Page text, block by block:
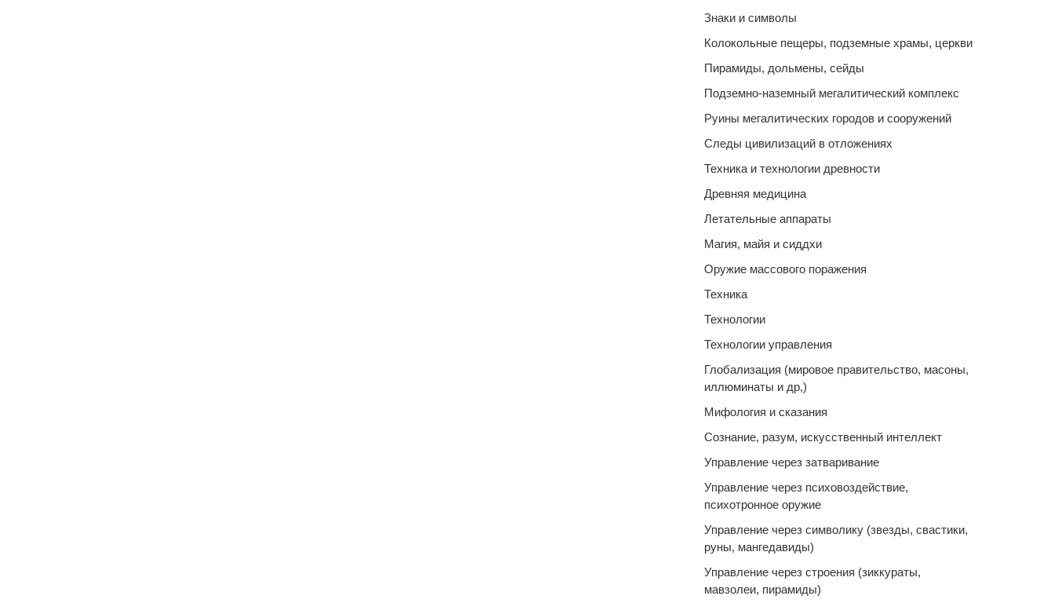
Знаки и символы
Колокольные пещеры, подземные храмы, церкви
Пирамиды, дольмены, сейды
Подземно-наземный мегалитический комплекс
Руины мегалитических городов и сооружений
Следы цивилизаций в отложениях
Техника и технологии древности
Древняя медицина
Летательные аппараты
Магия, майя и сиддхи
Оружие массового поражения
Техника
Технологии
Технологии управления
Глобализация (мировое правительство, масоны,
иллюминаты и др,)
Мифология и сказания
Сознание, разум, искусственный интеллект
Управление через затваривание
Управление через психовоздействие,
психотронное оружие
Управление через символику (звезды, свастики,
руны, мангедавиды)
Управление через строения (зиккураты,
мавзолеи, пирамиды)